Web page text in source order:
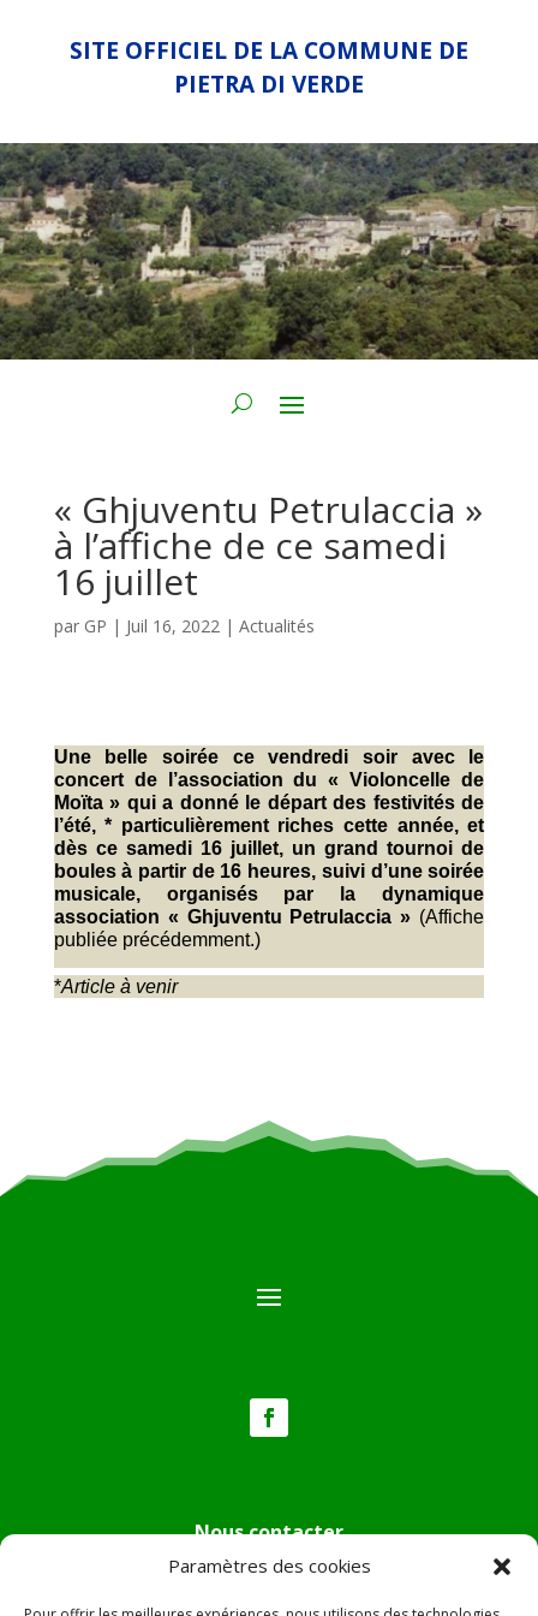
Paramètres des cookies
SITE OFFICIEL DE LA COMMUNE DE
PIETRA DI VERDE
« Ghjuventu Petrulaccia »
à l’affiche de ce samedi
16 juillet
par GP | Juil 16, 2022| Actualités
Une belle soirée ce vendredi soir avec le
concert de l’association du « Violoncelle de
Moïta » qui a donné le départ des festivités de
l’été, * particulièrement riches cette année, et
dès ce samedi 16 juillet, un grand tournoi de
boules à partir de 16 heures, suivi d’une soirée
musicale, organisés par la dynamique
association « Ghjuventu Petrulaccia » (Affiche
publiée précédemment.)
*Article à venir
Nous contacter
Tél :04.95.36.24.02
Mail: mairie.pietradiverde@wanadoo.fr